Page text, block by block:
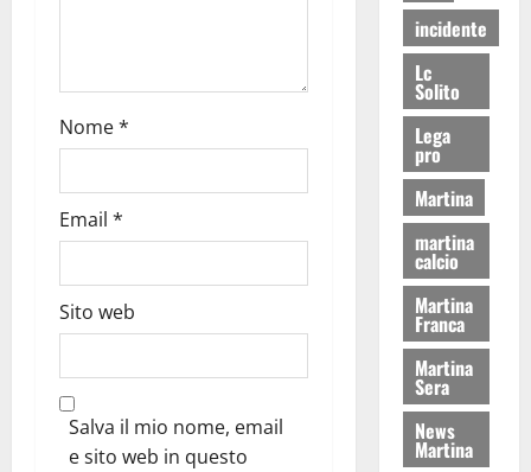
Nome*
Email *
Sito web
Salva il mio nome, email
e sito web in questo
incidente
Lc
Solito
Lega
pro
Martina
martina
calcio
Martina
Franca
Martina
Sera
News
Martina